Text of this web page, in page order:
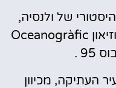
של ולנסיה,
הדרך הקלה ביותר להגיע למוזיאון Oceanogràfic
.
העתיקה, מכיוון